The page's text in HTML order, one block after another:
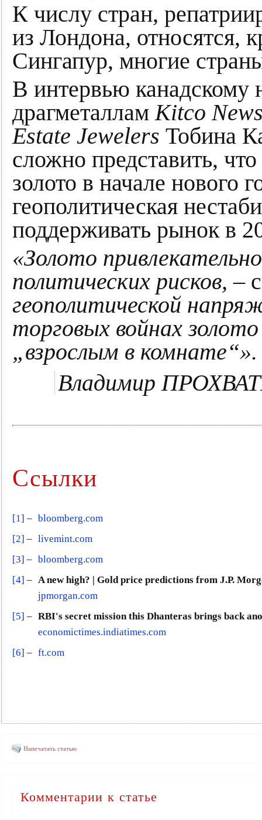
К числу стран,
из Лондона, относятся,
Сингапур, многие
В интервью канадскому
драгметалламKitco
Estate Jewelers Тобина
сложно представить,
золото в начале нового
геополитическая
поддерживать рынок в
«Золото
политических рисков,–
геополитической
торговых войнах
„взрослым в комнате“».
Владимир
Ссылки
[1] – bloomberg.com
[2] – livemint.com
[3] – bloomberg.com
[4] – A new high? | Gold price predictions from J.P.
jpmorgan.com
[5] – RBI's secret mission this Dhanteras brings back
economictimes.indiatimes.com
[6] – ft.com
Напечатать статью
Комментарии к статье